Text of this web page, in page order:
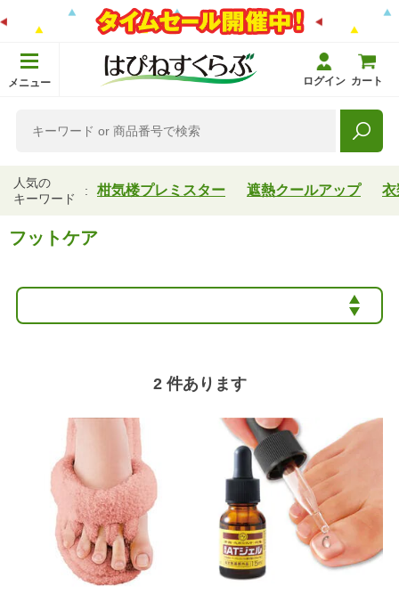
メニュー ログイン カート
人気の
キーワード
柑気楼プレミスター 遮熱クールアップ 衣
フットケア
2 件あります